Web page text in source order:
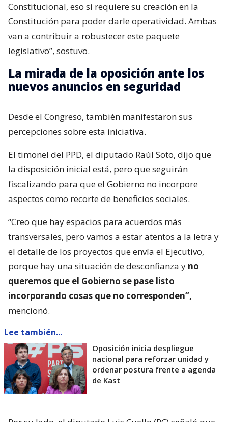
Constitucional, eso sí requiere su creación en la
Constitución para poder darle operatividad. Ambas
van a contribuir a robustecer este paquete
legislativo”, sostuvo.
La mirada de la oposición ante los
nuevos anuncios en seguridad
Desde el Congreso, también manifestaron sus
percepciones sobre esta iniciativa.
El timonel del PPD, el diputado Raúl Soto, dijo que
la disposición inicial está, pero que seguirán
fiscalizando para que el Gobierno no incorpore
aspectos como recorte de beneficios sociales.
“Creo que hay espacios para acuerdos más
transversales, pero vamos a estar atentos a la letra y
el detalle de los proyectos que envía el Ejecutivo,
porque hay una situación de desconfianza y no
queremos que el Gobierno se pase listo
incorporando cosas que no corresponden”,
mencionó.
Lee también...
Oposición inicia despliegue
nacional para reforzar unidad y
ordenar postura frente a agenda
de Kast